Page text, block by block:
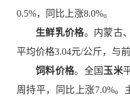
0.5%，同比上涨8.0%。
生鲜乳价格。内蒙古
平均价格3.04元/公斤，与
饲料价格。全国 玉米
周持平，同比上涨7.0%。